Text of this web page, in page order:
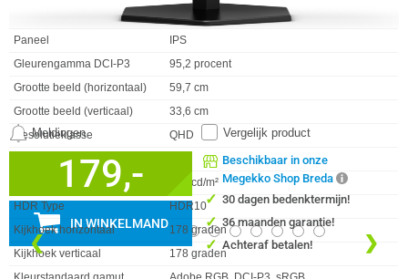
❮ ❯
179,-
IN WINKELMAND
Beschikbaar in onze
Megekko Shop Breda
✓ 30 dagen bedenktermijn!
✓ 36 maanden garantie!
✓ Achteraf betalen!
Vergelijk product
Meldingen
Digitale verticale frequentie
48 - 260 Hz
Paneel
IPS
Gleurengamma DCI-P3
95,2 procent
Grootte beeld (horizontaal)
59,7 cm
Grootte beeld (verticaal)
33,6 cm
Resolutieklasse
QHD
300 cd/m²
HDR Type
HDR10
Kijkhoek horizontaal
178 graden
Kijkhoek verticaal
178 graden